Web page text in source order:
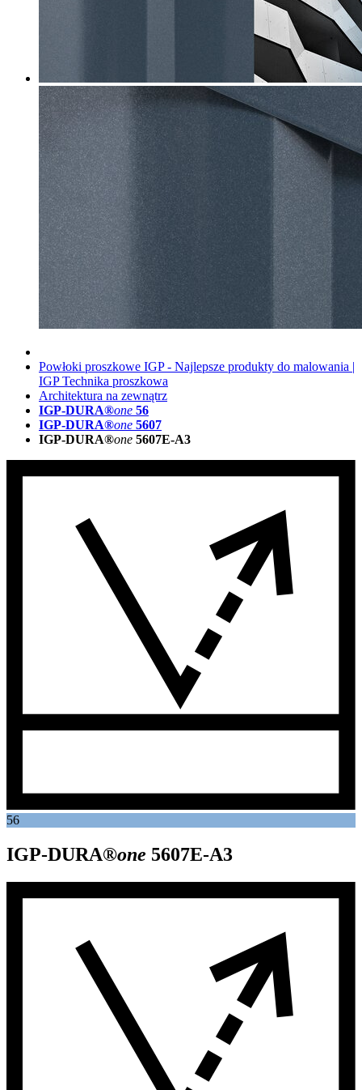
Powłoki proszkowe IGP - Najlepsze produkty do malowania |
IGP Technika proszkowa
Architektura na zewnątrz
IGP-DURA®one 56
IGP-DURA®one 5607
IGP-DURA®one 5607E-A3
56
IGP-DURA®one 5607E-A3